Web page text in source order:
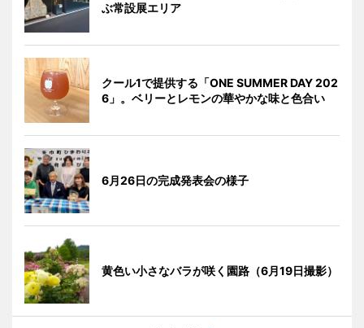
ぶ常設展エリア
クール1で提供する「ONE SUMMER DAY 202
6」。ベリーとレモンの華やかな味と色合い
6月26日の完成発表会の様子
黄色い小さなバラが咲く園路（6月19日撮影）